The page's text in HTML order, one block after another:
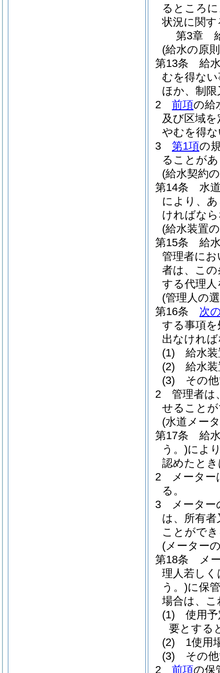
るところ
状況に関
第3章
(給水の原
第13条
給
むを得な
ほか、制
2
前項の給
及び区域
やむを得
3
第1項の
ることが
(給水契約
第14条
水
により、
ければな
(給水装置
第15条
給
管理者に
者は、こ
する代理
(管理人の
第16条
次
する事項
出なけれ
(1)
給水
(2)
給水
(3)
その
2
管理者は
せること
(水道メー
第17条
給
う。)によ
認めたと
2
メータ
る。
3
メータ
は、所有
ことがで
(メーター
第18条
メ
理人若し
う。)に保
場合は、
(1)
使用
要とする
(2)
1使用
(3)
その
2
前項の保